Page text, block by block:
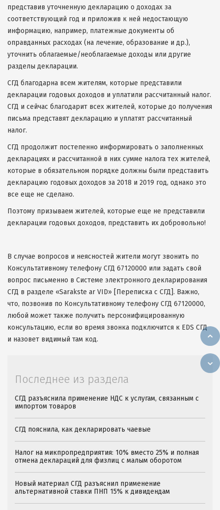
представив уточненную декларацию о доходах за
соответствующий год и приложив к ней недостающую
информацию, например, платежные документы об
оправданных расходах (на лечение, образование и др.),
уточнить облагаемые/необлагаемые доходы или другие
разделы декларации.
СГД благодарна всем жителям, которые представили
декларации годовых доходов и уплатили рассчитанный налог.
СГД и сейчас благодарит всех жителей, которые до получения
письма представят декларацию и уплатят рассчитанный
налог.
СГД продолжит постепенно информировать о заполненных
декларациях и рассчитанной в них сумме налога тех жителей,
которые в обязательном порядке должны были представить
декларацию годовых доходов за 2018 и 2019 год, однако это
все еще не сделано.
Поэтому призываем жителей, которые еще не представили
декларации годовых доходов, представить их добровольно!
В случае вопросов и неясностей жители могут звонить по
Консультативному телефону СГД 67120000 или задать свой
вопрос письменно в Системе электронного декларирования
СГД в разделе «Sarakste ar VID» [Переписка с СГД]. Важно,
что, позвонив по Консультативному телефону СГД 67120000,
любой может также получить персонифицированную
консультацию, если во время звонка подключится к EDS СГД
и назовет видимый там код.
Последнее из раздела
СГД разъяснила применение НДС к услугам, связанным с
импортом товаров
СГД пояснила, как декларировать чаевые
Налог на микпропредприятия: 10% вместо 25% и полная
отмена деклараций для физлиц с малым оборотом
Новый материал СГД разъяснил применение
альтернативной ставки ПНП 15% к дивидендам